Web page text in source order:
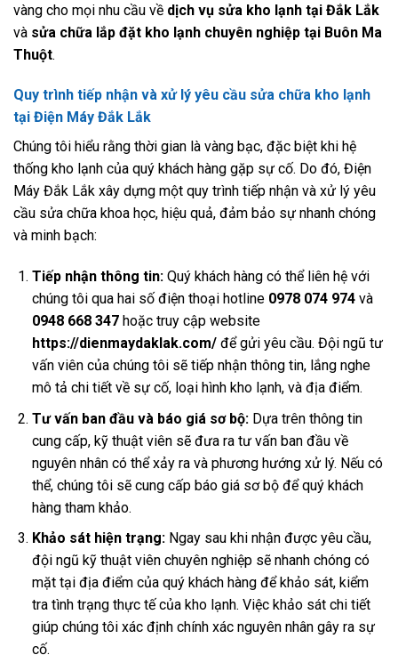
vàng cho mọi nhu cầu về dịch vụ sửa kho lạnh tại Đắk Lắk
và sửa chữa lắp đặt kho lạnh chuyên nghiệp tại Buôn Ma
Thuột.
Quy trình tiếp nhận và xử lý yêu cầu sửa chữa kho lạnh
tại Điện Máy Đắk Lắk
Chúng tôi hiểu rằng thời gian là vàng bạc, đặc biệt khi hệ
thống kho lạnh của quý khách hàng gặp sự cố. Do đó, Điện
Máy Đắk Lắk xây dựng một quy trình tiếp nhận và xử lý yêu
cầu sửa chữa khoa học, hiệu quả, đảm bảo sự nhanh chóng
và minh bạch:
Tiếp nhận thông tin:Quý khách hàng có thể liên hệ với
chúng tôi qua hai số điện thoại hotline 0978 074 974và
0948 668 347hoặc truy cập website
https://dienmaydaklak.com/để gửi yêu cầu. Đội ngũ tư
vấn viên của chúng tôi sẽ tiếp nhận thông tin, lắng nghe
mô tả chi tiết về sự cố, loại hình kho lạnh, và địa điểm.
Tư vấn ban đầu và báo giá sơ bộ:Dựa trên thông tin
cung cấp, kỹ thuật viên sẽ đưa ra tư vấn ban đầu về
nguyên nhân có thể xảy ra và phương hướng xử lý. Nếu có
thể, chúng tôi sẽ cung cấp báo giá sơ bộ để quý khách
hàng tham khảo.
Khảo sát hiện trạng:Ngay sau khi nhận được yêu cầu,
đội ngũ kỹ thuật viên chuyên nghiệp sẽ nhanh chóng có
mặt tại địa điểm của quý khách hàng để khảo sát, kiểm
tra tình trạng thực tế của kho lạnh. Việc khảo sát chi tiết
giúp chúng tôi xác định chính xác nguyên nhân gây ra sự
cố.